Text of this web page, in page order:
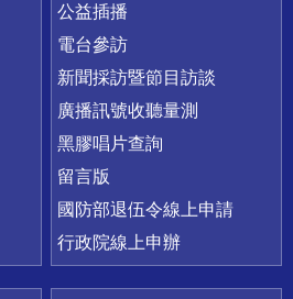
公益插播
電台參訪
新聞採訪暨節目訪談
廣播訊號收聽量測
黑膠唱片查詢
留言版
國防部退伍令線上申請
行政院線上申辦